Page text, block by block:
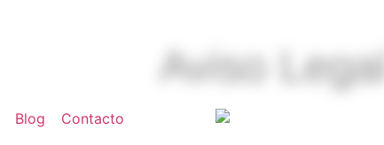
Blog Contacto
Aviso Legal